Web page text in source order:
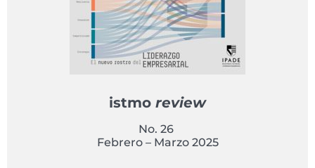
istmo review
No. 26
Febrero – Marzo 2025